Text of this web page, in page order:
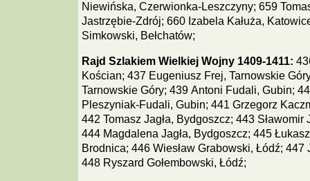
Niewińska, Czerwionka-Leszczyny; 659
Jastrzębie-Zdrój; 660 Izabela Kałuża,
Simkowski, Bełchatów;
Rajd Szlakiem Wielkiej Wojny 1409-1411:
Kościan; 437 Eugeniusz Frej, Tarnowskie
Tarnowskie Góry; 439 Antoni Fudali, Gubin;
Pleszyniak-Fudali, Gubin; 441 Grzegorz
442 Tomasz Jagła, Bydgoszcz; 443 Sławomir
444 Magdalena Jagła, Bydgoszcz; 445
Brodnica; 446 Wiesław Grabowski, Łódź; 447
448 Ryszard Gołembowski, Łódź;